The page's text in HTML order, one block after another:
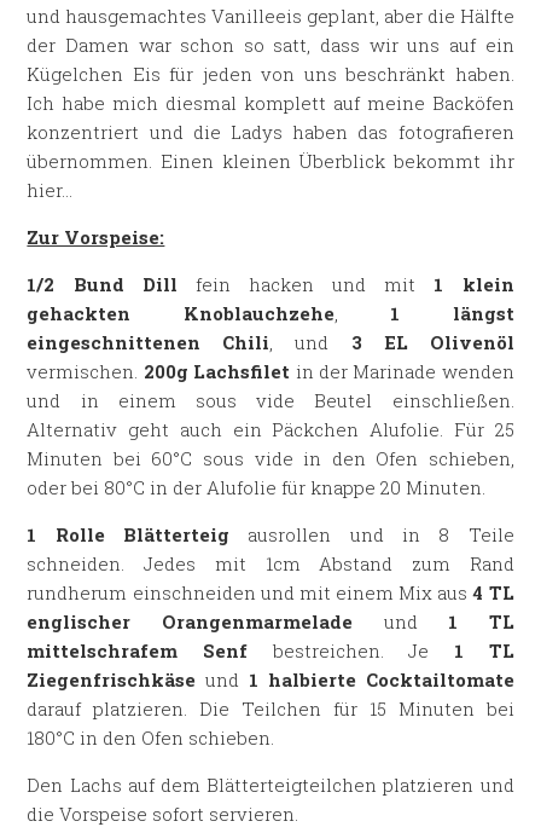
und hausgemachtes Vanilleeis geplant, aber die Hälfte
der Damen war schon so satt, dass wir uns auf ein
Kügelchen Eis für jeden von uns beschränkt haben.
Ich habe mich diesmal komplett auf meine Backöfen
konzentriert und die Ladys haben das fotografieren
übernommen. Einen kleinen Überblick bekommt ihr
hier…
Zur Vorspeise:
1/2 Bund Dill fein hacken und mit 1 klein
gehackten Knoblauchzehe, 1 längst
eingeschnittenen Chili, und 3 EL Olivenöl
vermischen. 200g Lachsfilet in der Marinade wenden
und in einem sous vide Beutel einschließen.
Alternativ geht auch ein Päckchen Alufolie. Für 25
Minuten bei 60°C sous vide in den Ofen schieben,
oder bei 80°C in der Alufolie für knappe 20 Minuten.
1 Rolle Blätterteig ausrollen und in 8 Teile
schneiden. Jedes mit 1cm Abstand zum Rand
rundherum einschneiden und mit einem Mix aus4 TL
englischer Orangenmarmelade und 1 TL
mittelschrafem Senf bestreichen. Je 1 TL
Ziegenfrischkäse und 1 halbierte Cocktailtomate
darauf platzieren. Die Teilchen für 15 Minuten bei
180°C in den Ofen schieben.
Den Lachs auf dem Blätterteigteilchen platzieren und
die Vorspeise sofort servieren.